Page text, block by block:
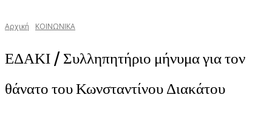
Αρχική ΚΟΙΝΩΝΙΚΑ
ΕΔΑΚΙ / Συλληπητήριο μήνυμα για τον
θάνατο του Κωνσταντίνου Διακάτου